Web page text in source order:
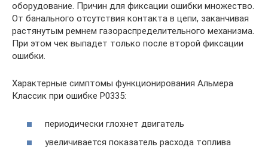
оборудование. Причин для фиксации ошибки множество.
От банального отсутствия контакта в цепи, заканчивая
растянутым ремнем газораспределительного механизма.
При этом чек выпадет только после второй фиксации
ошибки.
Характерные симптомы функционирования Альмера
Классик при ошибке Р0335:
периодически глохнет двигатель
увеличивается показатель расхода топлива